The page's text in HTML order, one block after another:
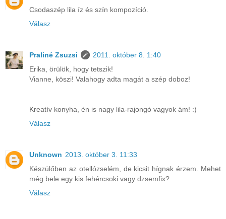
Csodaszép lila íz és szín kompozíció.
Válasz
Praliné Zsuzsi
2011. október 8. 1:40
Erika, örülök, hogy tetszik!
Vianne, köszi! Valahogy adta magát a szép doboz!
Kreatív konyha, én is nagy lila-rajongó vagyok ám! :)
Válasz
Unknown 2013. október 3. 11:33
Készülőben az otellózselém, de kicsit hígnak érzem. Mehet
még bele egy kis fehércsoki vagy dzsemfix?
Válasz